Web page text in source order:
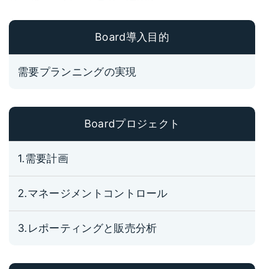
Board導入目的
需要プランニングの実現
Boardプロジェクト
1.需要計画
2.マネージメントコントロール
3.レポーティングと販売分析